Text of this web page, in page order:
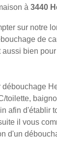
à 3440
sur notre
de
bien
débouchage
toilette,
afin d'établir
il vous
d'un